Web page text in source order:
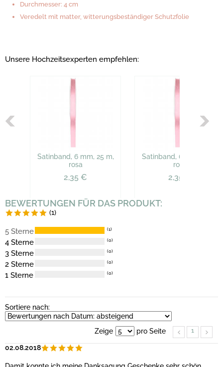
Durchmesser: 4 cm
Veredelt mit matter, witterungsbeständiger Schutzfolie
Unsere Hochzeitsexperten empfehlen:
Satinband, 6 mm, 25 m,
rosa
2,35 €
Satinband, 6 mm, 25 m,
rosa
2,35 €
BEWERTUNGEN FÜR DAS PRODUKT:
(1)
5 Sterne (1)
4 Sterne (0)
3 Sterne (0)
2 Sterne (0)
1 Sterne (0)
Sortiere nach:
Zeige pro Seite 1
02.08.2018